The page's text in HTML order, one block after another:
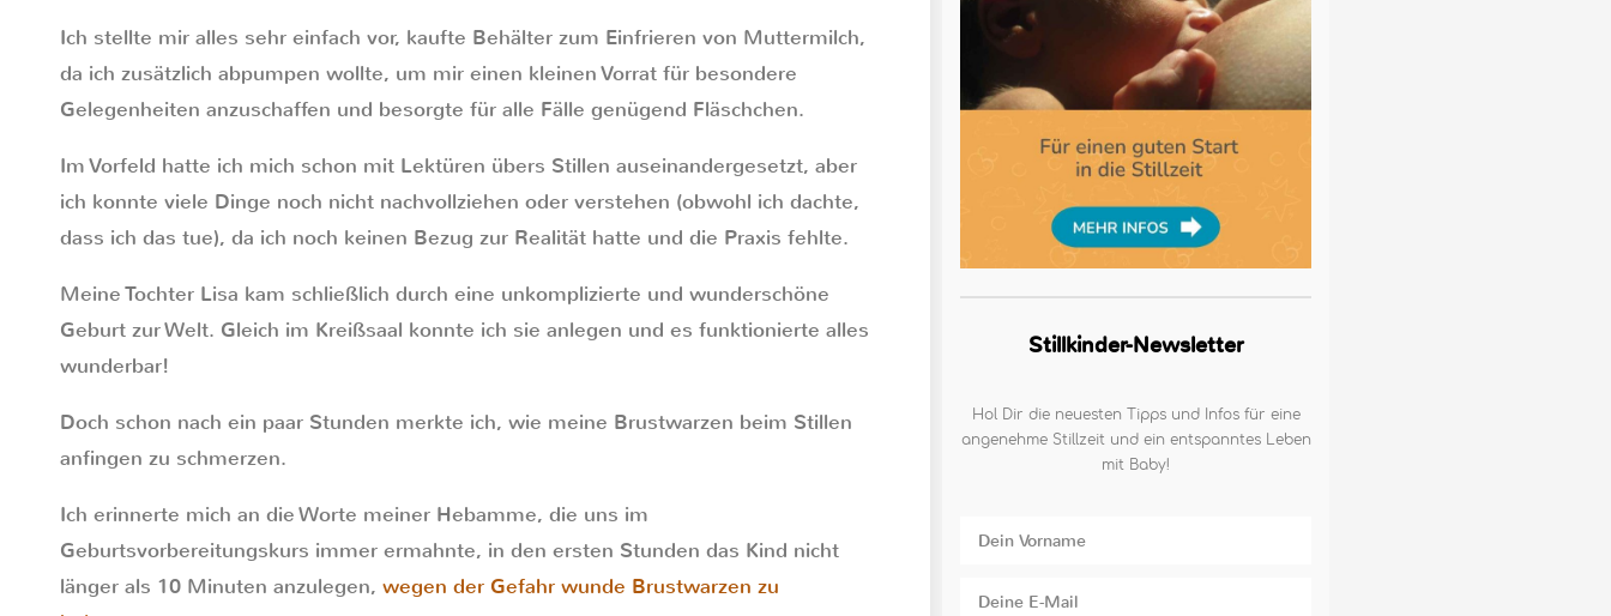
Ich stellte mir alles sehr einfach vor, kaufte Behälter zum Einfrieren von Muttermilch,
da ich zusätzlich abpumpen wollte, um mir einen kleinen Vorrat für besondere
Gelegenheiten anzuschaffen und besorgte für alle Fälle genügend Fläschchen.
Im Vorfeld hatte ich mich schon mit Lektüren übers Stillen auseinandergesetzt, aber
ich konnte viele Dinge noch nicht nachvollziehen oder verstehen (obwohl ich dachte,
dass ich das tue), da ich noch keinen Bezug zur Realität hatte und die Praxis fehlte.
Meine Tochter Lisa kam schließlich durch eine unkomplizierte und wunderschöne
Geburt zur Welt. Gleich im Kreißsaal konnte ich sie anlegen und es funktionierte alles
wunderbar!
Doch schon nach ein paar Stunden merkte ich, wie meine Brustwarzen beim Stillen
anfingen zu schmerzen.
Ich erinnerte mich an die Worte meiner Hebamme, die uns im
Geburtsvorbereitungskurs immer ermahnte, in den ersten Stunden das Kind nicht
länger als 10 Minuten anzulegen, wegen der Gefahr wunde Brustwarzen zu
Stillkinder-Newsletter
Hol Dir die neuesten Tipps und Infos für eine
angenehme Stillzeit und ein entspanntes Leben
mit Baby!